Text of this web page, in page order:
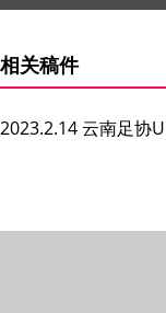
相关稿件
2023.2.14 云南足协